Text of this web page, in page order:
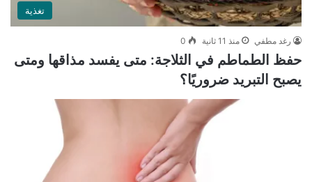
تغذية
رغد مطفي منذ 11 ثانية 0
حفظ الطماطم في الثلاجة: متى يفسد مذاقها ومتى
يصبح التبريد ضروريًا؟